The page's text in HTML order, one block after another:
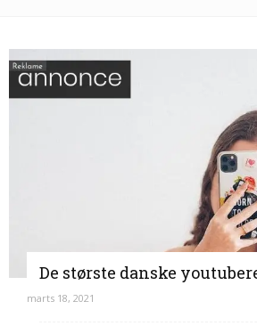
De største danske
marts 18, 2021